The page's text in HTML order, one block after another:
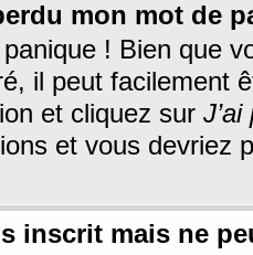
mon mot de
! Bien que
il peut facilement
et cliquez sur
et vous devriez
inscrit mais ne